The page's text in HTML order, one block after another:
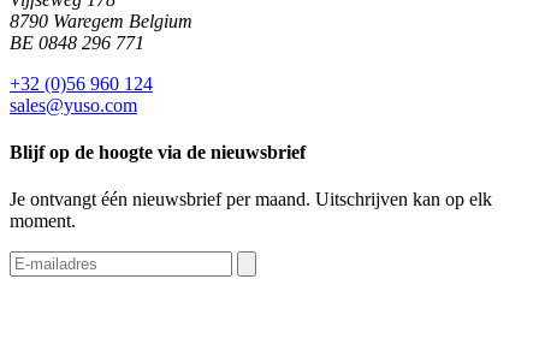
8790 Waregem Belgium
BE 0848 296 771
+32 (0)56 960 124
sales@yuso.com
Blijf op de hoogte via de nieuwsbrief
Je ontvangt één nieuwsbrief per maand. Uitschrijven kan op elk
moment.